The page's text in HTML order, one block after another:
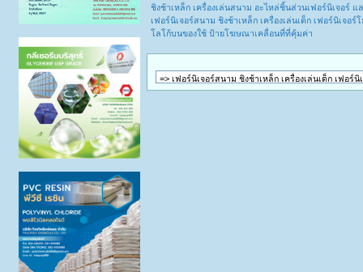
ชิงช้าเหล็ก เครื่องเล่นสนาม อะไหล่ชิ้นส่วนเฟอร์นิเจอร์
เฟอร์นิเจอร์สนาม ชิงช้าเหล็ก เครื่องเล่นเด็ก เฟอร์นิเจอ
โลโก้บนของใช้ ป้ายโฆษณาเคลื่อนที่ที่คุ้มค่า